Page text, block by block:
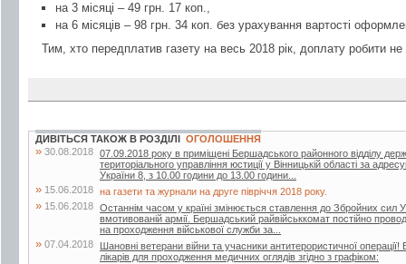
на 3 місяці – 49 грн. 17 коп.,
на 6 місяців – 98 грн. 34 коп. без урахування вартості
Тим, хто передплатив газету на весь 2018 рік, доплату робити не
ДИВІТЬСЯ ТАКОЖ В РОЗДІЛІ ОГОЛОШЕННЯ
» 30.08.2018 07.09.2018 року в приміщені Бершадського районного відділу
територіального управління юстиції у Вінницькій області за
України 8, з 10.00 години до 13.00 години...
» 15.06.2018 на газети та журнали на друге півріччя 2018 року.
» 15.06.2018 Останнім часом у країні змінюється ставлення до Збройних сил
вмотивованій армії. Бершадський райвійськкомат постійно
на проходження військової служби за...
» 07.04.2018
Шановні ветерани війни та учасники антитерористичної
лікарів для проходження медичних оглядів згідно з графіком: